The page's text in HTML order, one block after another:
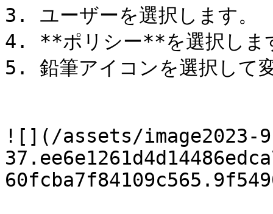
3. ユーザーを選択します。
4. **ポリシー**を選択しま
5. 鉛筆アイコンを選択して
![](/assets/image2023-